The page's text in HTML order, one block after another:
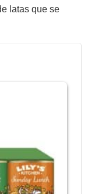
latas que se